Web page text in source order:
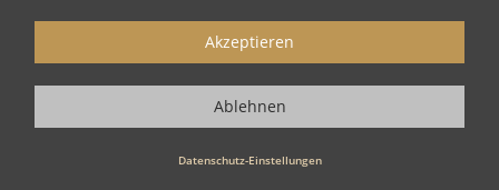
Datenschutz-Einstellungen
Akzeptieren
Ablehnen